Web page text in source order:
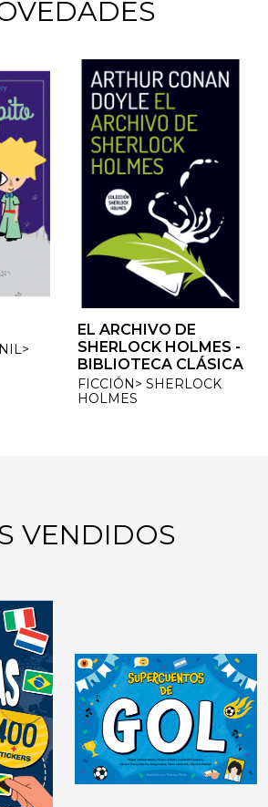
EL ARCHIVO DE
SHERLOCK HOLMES -
BIBLIOTECA CLÁSICA
FICCIÓN> SHERLOCK
HOLMES
EL ARCHIVO DE
SHERLOCK HOLMES -
BIBLIOTECA CLÁSICA
FICCIÓN> SHERLOCK
HOLMES
GIMNASIA MENTAL:
JUEGOS DE LÓGICA
DIDÁCTICAS
VENDIDOS